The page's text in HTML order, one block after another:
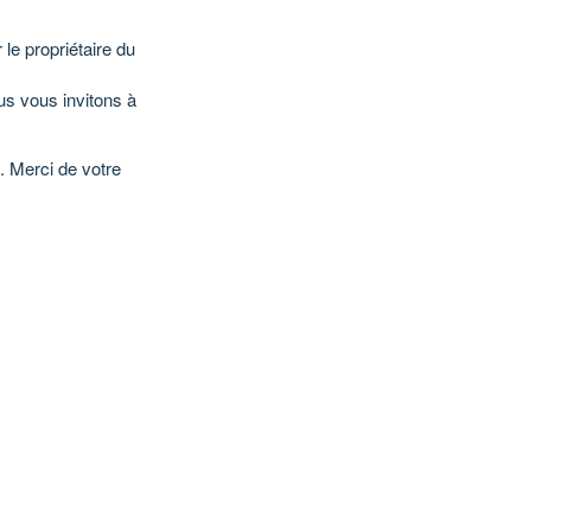
propriétaire du
vous invitons à
Merci de votre